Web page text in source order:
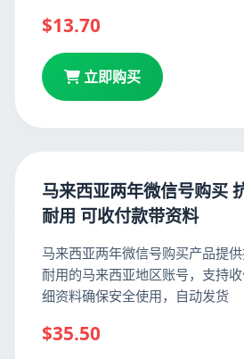
$13.70
立即购买
马来西亚两年微信号购买
耐用 可收付款带资料
马来西亚两年微信号购买产品提
耐用的马来西亚地区账号，支持
细资料确保安全使用，自动发货
$35.50